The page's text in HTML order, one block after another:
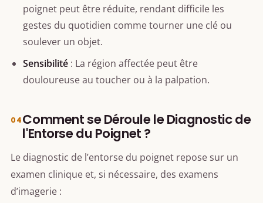
poignet peut être réduite, rendant difficile les
gestes du quotidien comme tourner une clé ou
soulever un objet.
Sensibilité : La région affectée peut être
douloureuse au toucher ou à la palpation.
Comment se Déroule le Diagnostic de
l'Entorse du Poignet ?
Le diagnostic de l’entorse du poignet repose sur un
examen clinique et, si nécessaire, des examens
d’imagerie :